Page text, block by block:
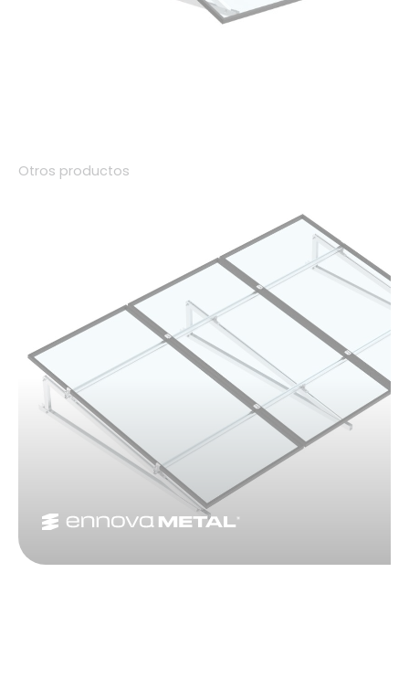
Otros productos